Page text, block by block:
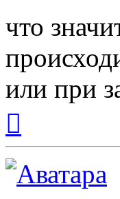
что
или при
началу